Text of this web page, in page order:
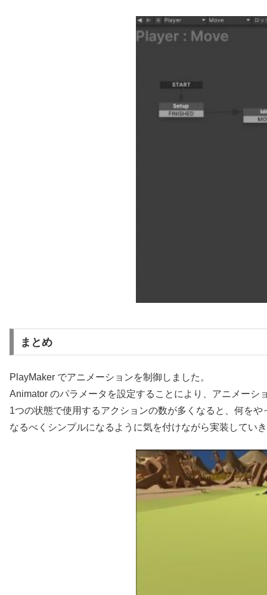
まとめ
PlayMaker でアニメーションを制御しました。
Animator のパラメータを設定することにより、アニメーシ
1つの状態で使用するアクションの数が多くなると、何を
なるべくシンプルになるように気を付けながら実装してい